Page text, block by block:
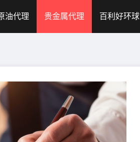
油代理 贵金属代理 百利好环球